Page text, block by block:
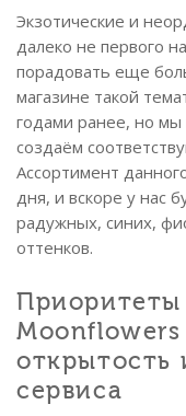
Экзотические и
далеко не первого
порадовать еще
магазине такой
годами ранее, но мы
создаём
Ассортимент
дня, и вскоре у нас
радужных, синих,
оттенков.
Приоритеты
открытость
сервиса